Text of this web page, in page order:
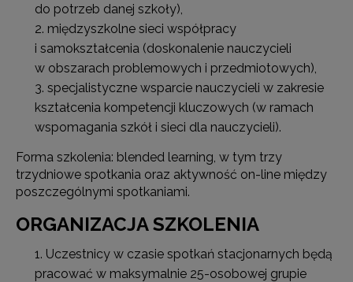
do potrzeb danej szkoły),
międzyszkolne sieci współpracy
i samokształcenia (doskonalenie nauczycieli
w obszarach problemowych i przedmiotowych),
specjalistyczne wsparcie nauczycieli w zakresie
kształcenia kompetencji kluczowych (w ramach
wspomagania szkół i sieci dla nauczycieli).
Forma szkolenia: blended learning, w tym trzy
trzydniowe spotkania oraz aktywność on-line między
poszczególnymi spotkaniami.
ORGANIZACJA SZKOLENIA
Uczestnicy w czasie spotkań stacjonarnych będą
pracować w maksymalnie 25-osobowej grupie